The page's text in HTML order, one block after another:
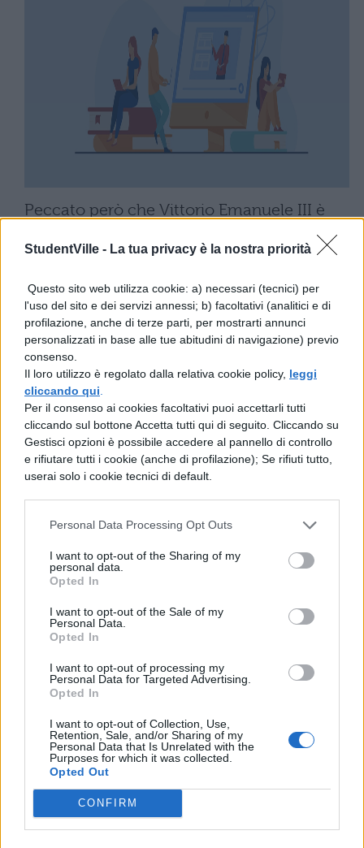
StudentVille - La tua privacy è la nostra priorità
Questo sito web utilizza cookie: a) necessari (tecnici) per
l'uso del sito e dei servizi annessi; b) facoltativi (analitici e di
profilazione, anche di terze parti, per mostrarti annunci
personalizzati in base alle tue abitudini di navigazione) previo
consenso.
Il loro utilizzo è regolato dalla relativa cookie policy, leggi
cliccando qui
Per il consenso ai cookies facoltativi puoi accettarli tutti
cliccando sul bottone Accetta tutti qui di seguito. Cliccando su
Gestisci opzioni è possibile accedere al pannello di controllo
e rifiutare tutti i cookie (anche di profilazione); Se rifiuti tutto,
userai solo i cookie tecnici di default.
Personal Data Processing Opt Outs
I want to opt-out of the Sharing of my
personal data.
Opted In
I want to opt-out of the Sale of my
Personal Data.
Opted In
I want to opt-out of processing my
Personal Data for Targeted Advertising.
Opted In
I want to opt-out of Collection, Use,
Retention, Sale, and/or Sharing of my
Personal Data that Is Unrelated with the
Purposes for which it was collected.
Opted Out
CONFIRM
Peccato però che Vittorio Emanuele III è
oltre 100 anni
e quell’armistizio fu siglato con
Vittorio Amedeo III. Una gaffe davvero
notevole che le ha fatto guadagnare la
bocciatura in Storia.
TI POTREBBE INTERESSARE
MATURITÀ
Maturità 2026, il sud
ma i 100 crollano del
Programma Rita Levi
Montalcini, 54 vincitori
per assunzioni e ricerca
ordina gli scorrimenti a